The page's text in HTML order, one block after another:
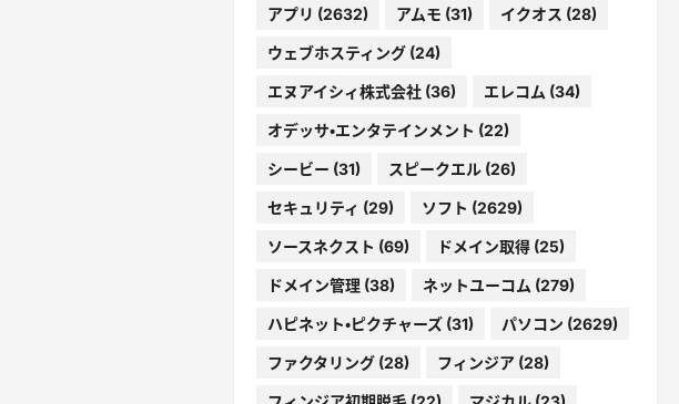
アプリ (2632) アムモ (31) イクオス (28)
ウェブホスティング(24)
エヌアイシィ株式会社(36) エレコム (34)
オデッサ・エンタテインメント (22)
シービー (31) スピークエル(26)
セキュリティ (29) ソフト (2629)
ソースネクスト (69) ドメイン取得(25)
ドメイン管理(38) ネットユーコム (279)
ハピネット・ピクチャーズ(31) パソコン (2629)
ファクタリング(28) フィンジア(28)